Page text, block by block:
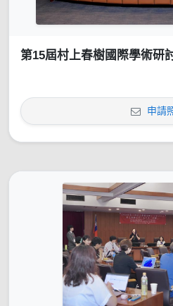
第15屆村上春樹國際學術研
申請